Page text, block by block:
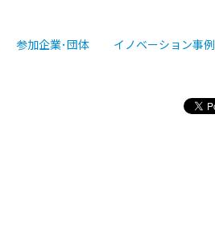
参加企業･団体 イノベーション事例